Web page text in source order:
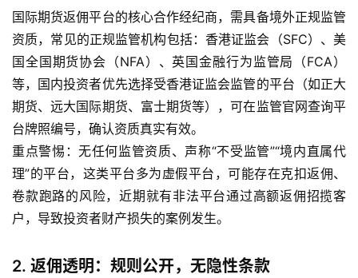
股
指
期
货
黄
金
期
货
国际期货返佣平台的核心合作经纪商，需具备境外正规监管
资质，常见的正规监管机构包括：香港证监会（SFC）、美
国全国期货协会（NFA）、英国金融行为监管局（FCA）
等，国内投资者优先选择受香港证监会监管的平台（如正大
期货、远大国际期货、富士期货等），可在监管官网查询平
台牌照编号，确认资质真实有效。
重点警惕：无任何监管资质、声称“不受监管”“境内直属代
理”的平台，这类平台多为虚假平台，可能存在克扣返佣、
卷款跑路的风险，近期就有非法平台通过高额返佣招揽客
户，导致投资者财产损失的案例发生。
2. 返佣透明：规则公开，无隐性条款